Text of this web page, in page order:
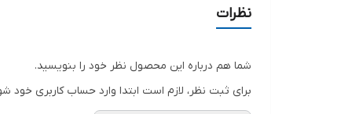
نظرات
شما هم درباره این محصول نظر خود را بنویسید.
برای ثبت نظر، لازم است ابتدا وارد حساب کاربری خود